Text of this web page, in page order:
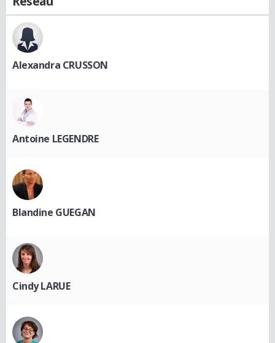
Alexandra CRUSSON
Antoine LEGENDRE
Blandine GUEGAN
Cindy LARUE